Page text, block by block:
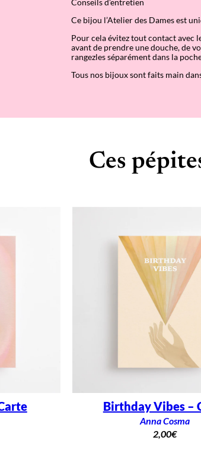
Ce bijou l’Atelier des Dames est
Pour cela évitez tout contact avec
avant de prendre une douche, de
rangezles séparément dans la
Tous nos bijoux sont faits main
Ces
Birthday Vibes –
Anna Cosma
2,00€